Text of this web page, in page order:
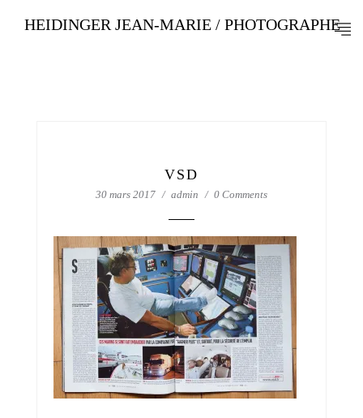
HEIDINGER JEAN-MARIE / PHOTOGRAPHE
VSD
30 mars 2017 admin 0 Comments